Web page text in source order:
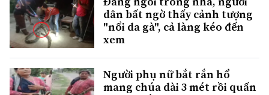
dân bất ngờ thấy cảnh tượng
"nổi da gà", cả làng kéo đến
xem
Người phụ nữ bắt rắn hổ
mang chúa dài 3 mét rồi quấn